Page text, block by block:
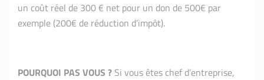
un coût réel de 300 € net pour un don de 500€ par
exemple (200€ de réduction d’impôt).
POURQUOI PAS VOUS ? Si vous êtes chef d’entreprise,